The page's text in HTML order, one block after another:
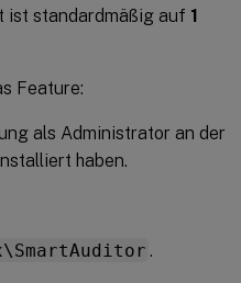
ist standardmäßig auf 1
Feature:
als Administrator an der
haben.
.